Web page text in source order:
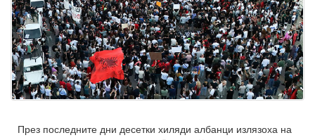
През последните дни десетки хиляди албанци излязоха на